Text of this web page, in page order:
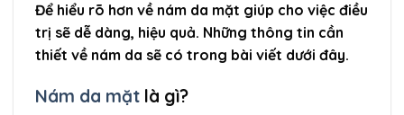
Để hiểu rõ hơn về nám da mặt giúp cho việc điều
trị sẽ dễ dàng, hiệu quả. Những thông tin cần
thiết về nám da sẽ có trong bài viết dưới đây.
Nám da mặt là gì?